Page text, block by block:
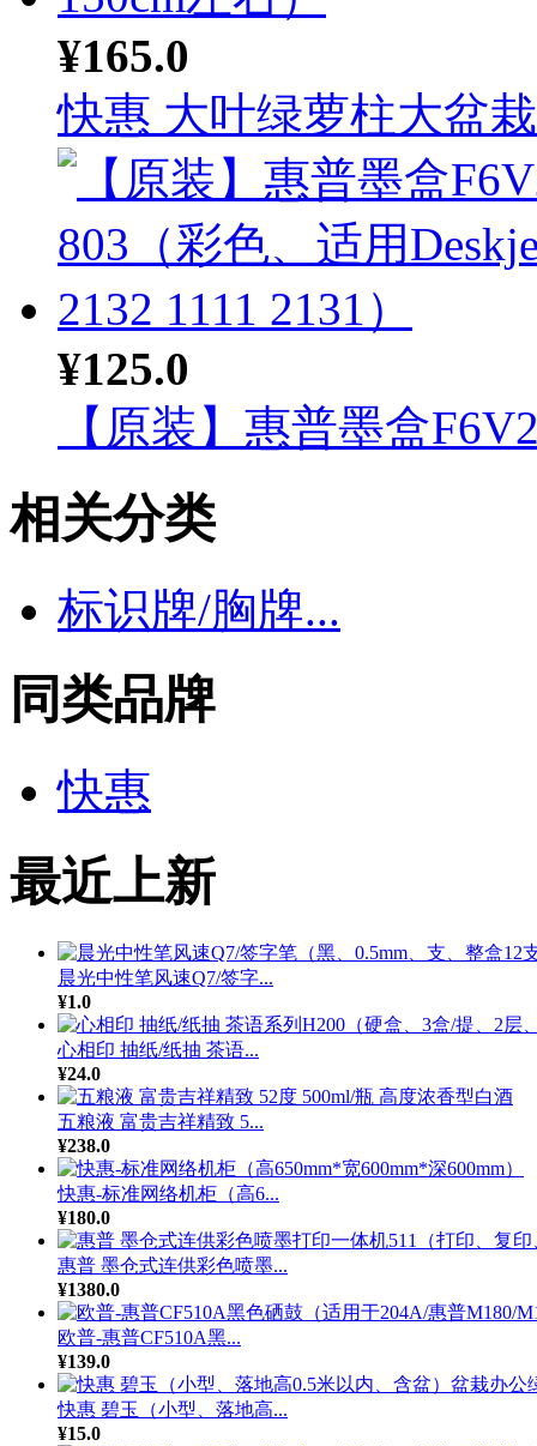
¥165.0
快惠 大叶绿萝柱大盆
¥125.0
【原装】惠普墨盒
相关分类
标识牌/胸牌...
同类品牌
快惠
最近上新
晨光中性笔风速Q7/签字...
¥1.0
心相印 抽纸/纸抽 茶语...
¥24.0
五粮液 富贵吉祥精致 5...
¥238.0
快惠-标准网络机柜（高6...
¥180.0
惠普 墨仓式连供彩色喷墨...
¥1380.0
欧普-惠普CF510A黑...
¥139.0
快惠 碧玉（小型、落地高...
¥15.0